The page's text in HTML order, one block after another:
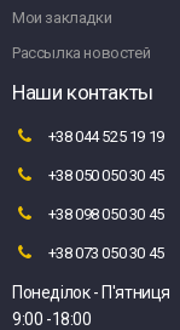
Мои закладки
Рассылка новостей
Наши контакты
+38 044 525 19 19
+38 050 050 30 45
+38 098 050 30 45
+38 073 050 30 45
Понеділок - П'ятниця
9:00 -18:00